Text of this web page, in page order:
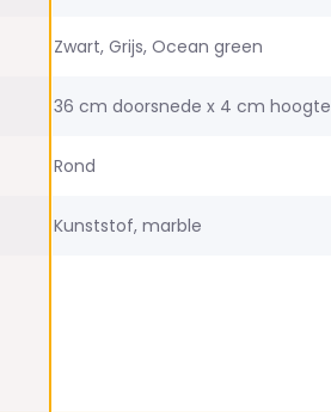
Zwart, Grijs, Ocean green
36 cm doorsnede x 4 cm hoogte
Rond
Kunststof, marble